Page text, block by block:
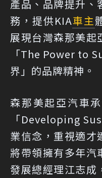
產品、品牌提升、
務，提供KIA車主
展現台灣森那美起
「The Power to
界」的品牌精神。
森那美起亞汽車
「Developing
業信念，重視適才
將帶領擁有多年汽
發展總經理江志成